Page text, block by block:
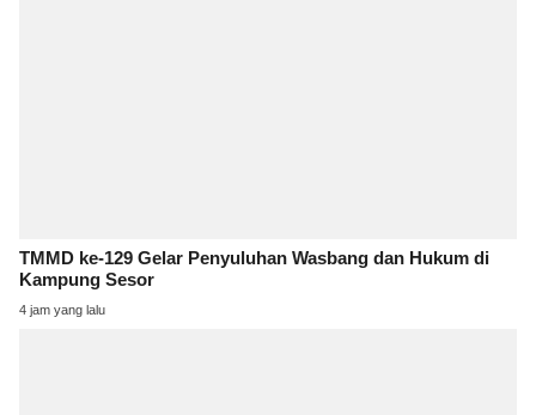
TMMD ke-129 Gelar Penyuluhan Wasbang dan Hukum di
Kampung Sesor
4 jam yang lalu